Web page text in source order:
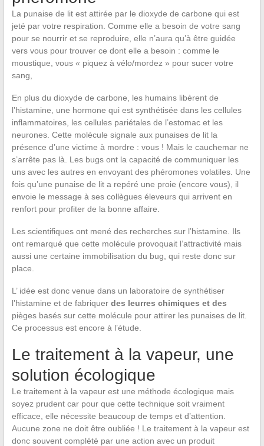
La punaise de lit est attirée par le dioxyde de carbone qui est
jeté par votre respiration. Comme elle a besoin de votre sang
pour se nourrir et se reproduire, elle n’aura qu’à être guidée
vers vous pour trouver ce dont elle a besoin : comme le
moustique, vous « piquez à vélo/mordez » pour sucer votre
sang,
En plus du dioxyde de carbone, les humains libèrent de
l’histamine, une hormone qui est synthétisée dans les cellules
inflammatoires, les cellules pariétales de l’estomac et les
neurones. Cette molécule signale aux punaises de lit la
présence d’une victime à mordre : vous ! Mais le cauchemar ne
s’arrête pas là. Les bugs ont la capacité de communiquer les
uns avec les autres en envoyant des phéromones volatiles. Une
fois qu’une punaise de lit a repéré une proie (encore vous), il
envoie le message à ses collègues éleveurs qui arrivent en
renfort pour profiter de la bonne affaire.
Les scientifiques ont mené des recherches sur l’histamine. Ils
ont remarqué que cette molécule provoquait l’attractivité mais
aussi une certaine immobilisation du bug, qui reste donc sur
place.
L’ idée est donc venue dans un laboratoire de synthétiser
l’histamine et de fabriquer des leurres chimiques et des
pièges basés sur cette molécule pour attirer les punaises de lit.
Ce processus est encore à l’étude.
Le traitement à la vapeur, une
solution écologique
Le traitement à la vapeur est une méthode écologique mais
soyez prudent car pour que cette technique soit vraiment
efficace, elle nécessite beaucoup de temps et d’attention.
Aucune zone ne doit être oubliée ! Le traitement à la vapeur est
donc souvent complété par une action avec un produit